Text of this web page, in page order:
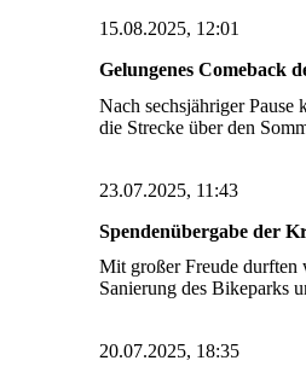
15.08.2025, 12:01
Gelungenes Comeback
Nach sechsjähriger
die Strecke über den
23.07.2025, 11:43
Spendenübergabe der
Mit großer Freude durften
Sanierung des Bikeparks
20.07.2025, 18:35